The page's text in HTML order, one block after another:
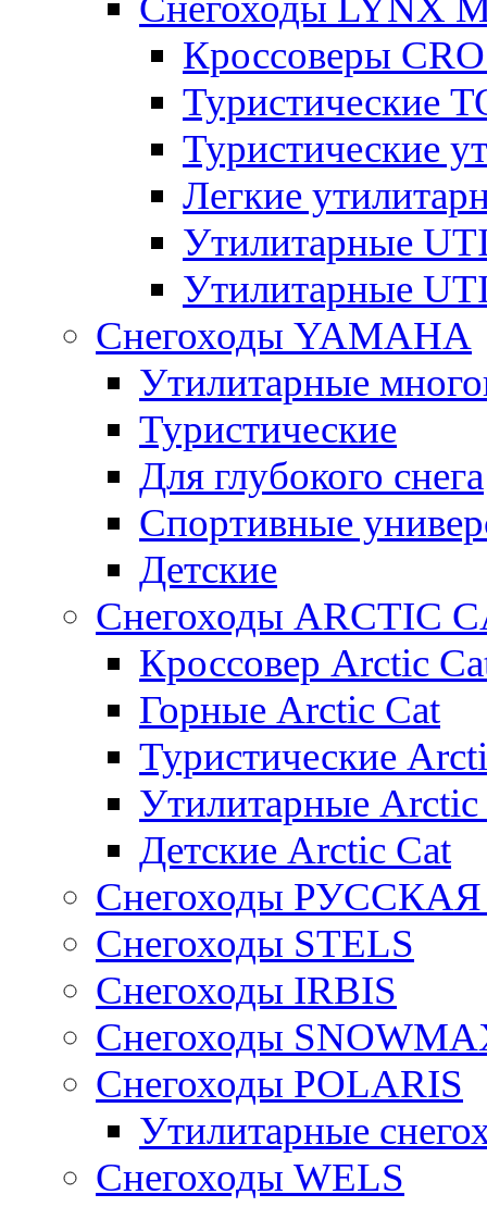
Кроссоверы
Туристические
Туристические
Легкие
Утилитарные
Утилитарные
Снегоходы YAMAHA
Утилитарные
Туристические
Для глубокого снега
Спортивные
Детские
Снегоходы ARCTIC
Кроссовер Arctic
Горные Arctic Cat
Туристические
Утилитарные
Детские Arctic Cat
Снегоходы
Снегоходы STELS
Снегоходы IRBIS
Снегоходы
Снегоходы POLARIS
Утилитарные
Cнегоходы WELS